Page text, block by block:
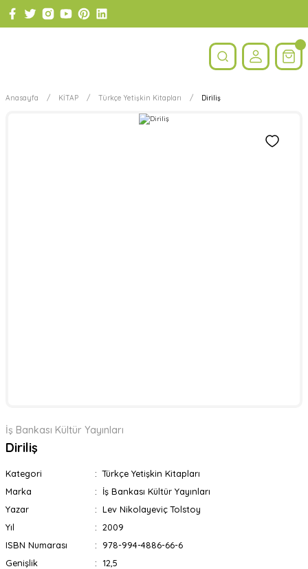
Anasayfa KİTAP Türkçe Yetişkin Kitapları Diriliş
İş Bankası Kültür Yayınları
Diriliş
Kategori
Türkçe Yetişkin Kitapları
Marka
İş Bankası Kültür Yayınları
Yazar
Lev Nikolayeviç Tolstoy
Yıl
2009
ISBN Numarası
978-994-4886-66-6
Genişlik
12,5